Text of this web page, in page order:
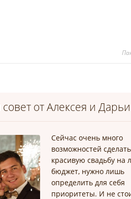
от Алексея и Дарьи
Сейчас очень много
возможностей сделать
красивую свадьбу на
бюджет, нужно лишь
определить для себя
приоритеты. И не